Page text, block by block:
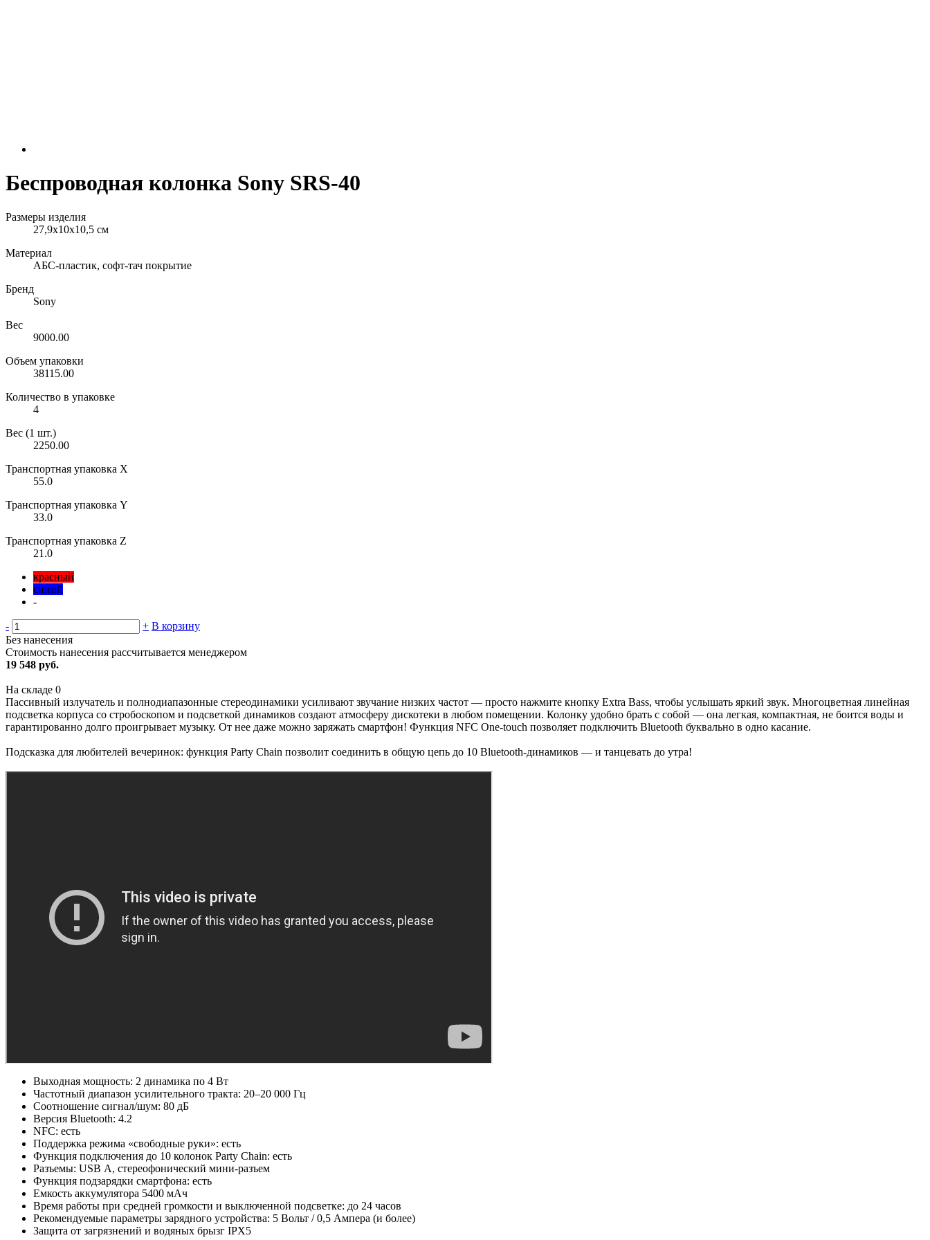
Беспроводная колонка Sony SRS-40
Размеры изделия
27,9x10x10,5 см
Материал
АБС-пластик, софт-тач покрытие
Бренд
Sony
Вес
9000.00
Объем упаковки
38115.00
Количество в упаковке
4
Вес (1 шт.)
2250.00
Транспортная упаковка X
55.0
Транспортная упаковка Y
33.0
Транспортная упаковка Z
21.0
красный
синий
-
- + В корзину
Без нанесения
Стоимость нанесения рассчитывается менеджером
19 548 руб.
На складе 0
Пассивный излучатель и полнодиапазонные стереодинамики усиливают звучание низких частот — просто нажмите кнопку Extra Bass, чтобы услышать яркий звук. Многоцветная линейная
подсветка корпуса со стробоскопом и подсветкой динамиков создают атмосферу дискотеки в любом помещении. Колонку удобно брать с собой — она легкая, компактная, не боится воды и
гарантированно долго проигрывает музыку. От нее даже можно заряжать смартфон! Функция NFC One-touch позволяет подключить Bluetooth буквально в одно касание.
Подсказка для любителей вечеринок: функция Party Chain позволит соединить в общую цепь до 10 Bluetooth-динамиков — и танцевать до утра!
Выходная мощность: 2 динамика по 4 Вт
Частотный диапазон усилительного тракта: 20–20 000 Гц
Соотношение сигнал/шум: 80 дБ
Версия Bluetooth: 4.2
NFC: есть
Поддержка режима «свободные руки»: есть
Функция подключения до 10 колонок Party Chain: есть
Разъемы: USB А, стереофонический мини-разъем
Функция подзарядки смартфона: есть
Емкость аккумулятора 5400 мАч
Время работы при средней громкости и выключенной подсветке: до 24 часов
Рекомендуемые параметры зарядного устройства: 5 Вольт / 0,5 Ампера (и более)
Защита от загрязнений и водяных брызг IPX5